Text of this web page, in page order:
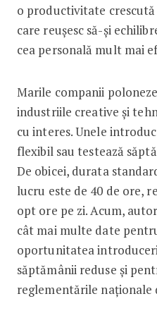
o productivitate
care reușesc să-și
cea personală mult mai
Marile companii
industriile creative și
cu interes. Unele
flexibil sau testează
De obicei, durata
lucru este de 40 de ore,
opt ore pe zi. Acum,
cât mai multe date
oportunitatea
săptămânii reduse și
reglementările naționale